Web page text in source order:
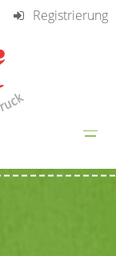
Registrierung